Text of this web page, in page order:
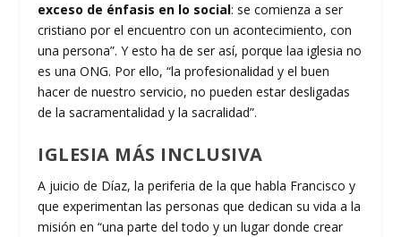
exceso de énfasis en lo social: se comienza a ser
cristiano por el encuentro con un acontecimiento, con
una persona”. Y esto ha de ser así, porque laa iglesia no
es una ONG. Por ello, “la profesionalidad y el buen
hacer de nuestro servicio, no pueden estar desligadas
de la sacramentalidad y la sacralidad”.
IGLESIA MÁS INCLUSIVA
A juicio de Díaz, la periferia de la que habla Francisco y
que experimentan las personas que dedican su vida a la
misión en “una parte del todo y un lugar donde crear